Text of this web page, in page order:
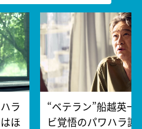
ラ
ほ
“ベテラン”船越英一
ビ覚悟のパワハラ謝